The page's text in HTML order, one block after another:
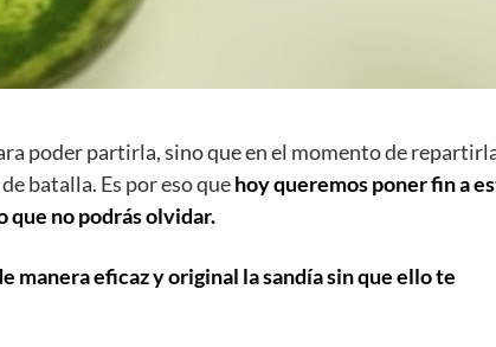
poder partirla, sino que en el momento de
batalla. Es por eso quehoy queremos poner fin a
no podrás olvidar.
manera eficaz y original la sandía sin que ello te